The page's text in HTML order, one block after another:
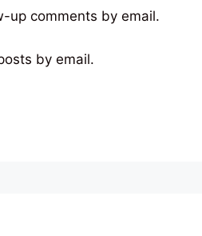
up comments by email.
by email.